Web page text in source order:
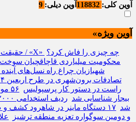
آوین کلی: آوین دیلی:
آوین ویژه»
حقیقت پشت پروفایل‌های آنلاین / «X» چه چیزی را فاش کرد؟
محکومیت میلیاردی قاچاقچیان سوخت
شهبازیان چراغ راه نسل‌های
تصادفات برون‌شهری در طرح اربعین ۱۴۰۴
راست در دستور کار پرسپولیس
بیجار شناسایی شد
شد ۱۷ دستگاه ماینر در شاهرود کشف و ضبط شد
و دومین سوگواره تعزیه منطقه ترشیز